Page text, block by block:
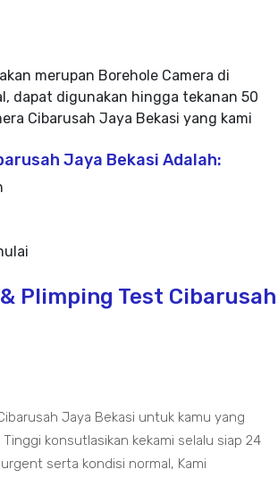
merupan Borehole Camera di
dapat digunakan hingga tekanan 50
Cibarusah Jaya Bekasi yang kami
Jaya Bekasi Adalah:
Plimping Test Cibarusah
Jaya Bekasi untuk kamu yang
konsutlasikan kekami selalu siap 24
serta kondisi normal, Kami